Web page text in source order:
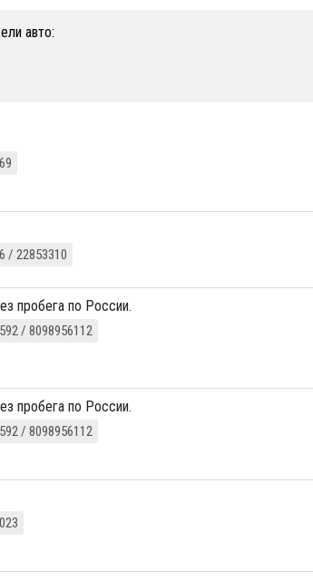
авто:
/ 22853310
пробега по России.
/ 8098956112
пробега по России.
/ 8098956112